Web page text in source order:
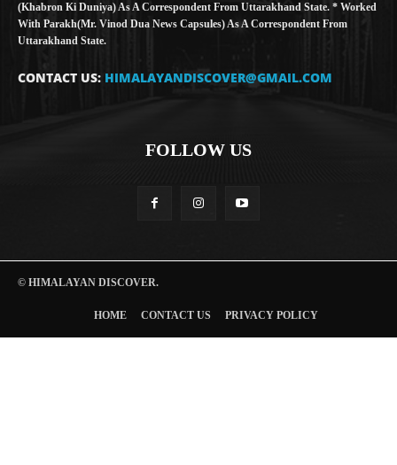
(Khabron Ki Duniya) As A Correspondent From Uttarakhand State. * Worked
With Parakh(Mr. Vinod Dua News Capsules) As A Correspondent From
Uttarakhand State.
CONTACT US: HIMALAYANDISCOVER@GMAIL.COM
FOLLOW US
© HIMALAYAN DISCOVER.
HOME CONTACT US PRIVACY POLICY